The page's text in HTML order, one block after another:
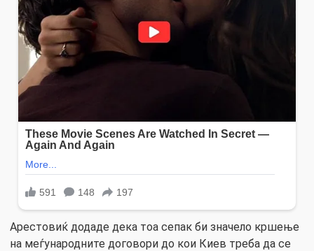
Арестовиќ додаде дека тоа сепак би значело кршење
на меѓународните договори до кои Киев треба да се